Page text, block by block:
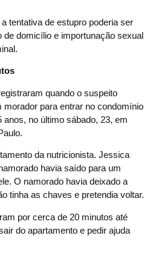
tentativa de estupro poderia ser
de domicílio e importunação sexual
quando o suspeito
morador para entrar no condomínio
no último sábado, 23, em
da nutricionista. Jessica
havia saído para um
O namorado havia deixado a
tinha as chaves e pretendia voltar.
por cerca de 20 minutos até
do apartamento e pedir ajuda